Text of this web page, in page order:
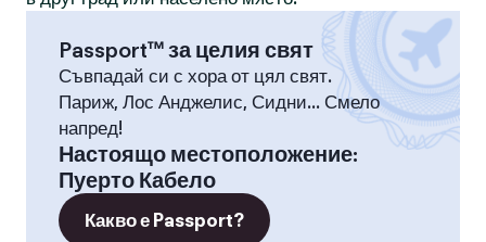
Passport™ за целия свят
Съвпадай си с хора от цял свят.
Париж, Лос Анджелис, Сидни... Смело
напред!
Настоящо местоположение:
Пуерто Кабело
Какво е Passport?